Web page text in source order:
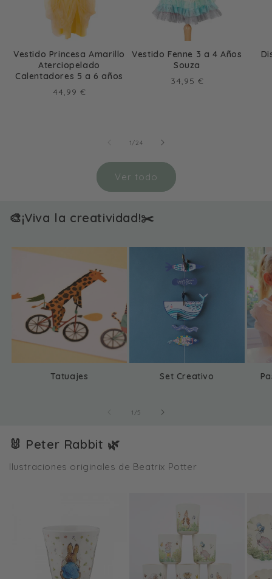
Vestido Princesa Amarillo
Aterciopelado
Calentadores 5 a 6 años
Precio
44,99 €
Vestido Fenne 3 a 4 Años
Souza
Precio
34,95 €
1/de
24
Ver todo
🎨¡Viva la creatividad!✂️
Tatuajes Set Creativo
1 /de5
🐰 Peter Rabbit 🌿
Ilustraciones originales de Beatrix Potter